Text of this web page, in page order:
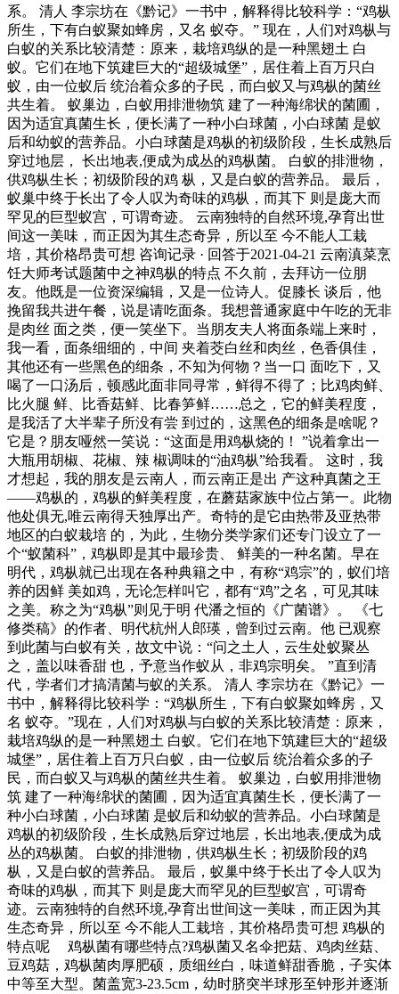
系。 清人 李宗坊在《黔记》一书中，解释得比较科学：“鸡枞
所生，下有白蚁聚如蜂房，又名 蚁夺。” 现在，人们对鸡枞与
白蚁的关系比较清楚：原来，栽培鸡纵的是一种黑翅土 白
蚁。它们在地下筑建巨大的“超级城堡”，居住着上百万只白
蚁，由一位蚁后 统治着众多的子民，而白蚁又与鸡枞的菌丝
共生着。 蚁巢边，白蚁用排泄物筑 建了一种海绵状的菌圃，
因为适宜真菌生长，便长满了一种小白球菌，小白球菌 是蚁
后和幼蚁的营养品。小白球菌是鸡枞的初级阶段，生长成熟后
穿过地层， 长出地表,便成为成丛的鸡枞菌。 白蚁的排泄物，
供鸡枞生长；初级阶段的鸡 枞，又是白蚁的营养品。 最后，
蚁巢中终于长出了令人叹为奇味的鸡枞，而其下 则是庞大而
罕见的巨型蚁宫，可谓奇迹。 云南独特的自然环境,孕育出世
间这一美味，而正因为其生态奇异，所以至 今不能人工栽
培，其价格昂贵可想 咨询记录 · 回答于2021-04-21 云南滇菜烹
饪大师考试题菌中之神鸡枞的特点 不久前，去拜访一位朋
友。他既是一位资深编辑，又是一位诗人。促膝长 谈后，他
挽留我共进午餐，说是请吃面条。我想普通家庭中午吃的无非
是肉丝 面之类，便一笑坐下。当朋友夫人将面条端上来时，
我一看，面条细细的，中间 夹着茭白丝和肉丝，色香俱佳，
其他还有一些黑色的细条，不知为何物？当一口 面吃下，又
喝了一口汤后，顿感此面非同寻常，鲜得不得了；比鸡肉鲜、
比火腿 鲜、比香菇鲜、比春笋鲜……总之，它的鲜美程度，
是我活了大半辈子所没有尝 到过的，这黑色的细条是啥呢？
它是？朋友哑然一笑说：“这面是用鸡枞烧的！ ”说着拿出一
大瓶用胡椒、花椒、辣 椒调味的“油鸡枞”给我看。 这时，我
才想起，我的朋友是云南人，而云南正是出 产这种真菌之王
——鸡枞的，鸡枞的鲜美程度，在蘑菇家族中位占第一。此物
他处俱无,唯云南得天独厚出产。奇特的是它由热带及亚热带
地区的白蚁栽培 的，为此，生物分类学家们还专门设立了一
个“蚁菌科”，鸡枞即是其中最珍贵、 鲜美的一种名菌。早在
明代，鸡枞就已出现在各种典籍之中，有称“鸡宗”的，蚁们培
养的因鲜 美如鸡，无论怎样叫它，都有“鸡”之名，可见其味
之美。称之为“鸡枞”则见于明 代潘之恒的《广菌谱》。 《七
修类稿》的作者、明代杭州人郎瑛，曾到过云南。他 已观察
到此菌与白蚁有关，故文中说：“问之土人，云生处蚁聚丛
之，盖以味香甜 也，予意当作蚁从，非鸡宗明矣。 ”直到清
代，学者们才搞清菌与蚁的关系。 清人 李宗坊在《黔记》一
书中，解释得比较科学：“鸡枞所生，下有白蚁聚如蜂房，又
名 蚁夺。”现在，人们对鸡枞与白蚁的关系比较清楚：原来，
栽培鸡纵的是一种黑翅土 白蚁。它们在地下筑建巨大的“超级
城堡”，居住着上百万只白蚁，由一位蚁后 统治着众多的子
民，而白蚁又与鸡枞的菌丝共生着。 蚁巢边，白蚁用排泄物
筑 建了一种海绵状的菌圃，因为适宜真菌生长，便长满了一
种小白球菌，小白球菌 是蚁后和幼蚁的营养品。小白球菌是
鸡枞的初级阶段，生长成熟后穿过地层，长出地表,便成为成
丛的鸡枞菌。 白蚁的排泄物，供鸡枞生长；初级阶段的鸡
枞，又是白蚁的营养品。 最后，蚁巢中终于长出了令人叹为
奇味的鸡枞，而其下 则是庞大而罕见的巨型蚁宫，可谓奇
迹。云南独特的自然环境,孕育出世间这一美味，而正因为其
生态奇异，所以至 今不能人工栽培，其价格昂贵可想 鸡枞的
特点呢 鸡枞菌有哪些特点?鸡枞菌又名伞把菇、鸡肉丝菇、
豆鸡菇，鸡枞菌肉厚肥硕，质细丝白，味道鲜甜香脆，子实体
中等至大型。菌盖宽3-23.5cm，幼时脐突半球形至钟形并逐渐